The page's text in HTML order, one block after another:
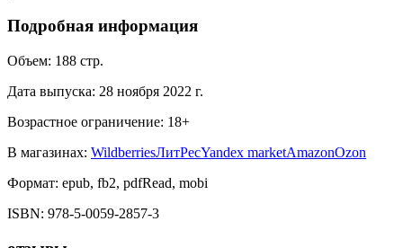
Подробная информация
Объем: 188 стр.
Дата выпуска: 28 ноября 2022 г.
Возрастное ограничение: 18+
В магазинах: WildberriesЛитРесYandex marketAmazonOzon
Формат: epub, fb2, pdfRead, mobi
ISBN: 978-5-0059-2857-3